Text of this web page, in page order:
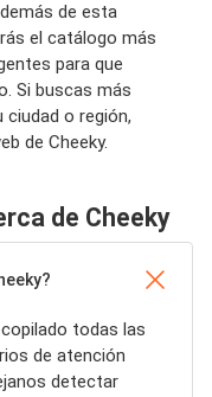
de esta
el catálogo más
para que
Si buscas más
o región,
de Cheeky.
de Cheeky
todas las
de atención
detectar